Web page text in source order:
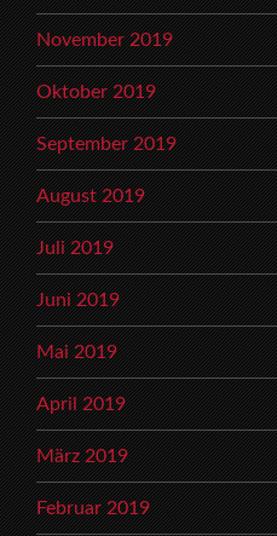
November 2019
Oktober 2019
September 2019
August 2019
Juli 2019
Juni 2019
Mai 2019
April 2019
März 2019
Februar 2019